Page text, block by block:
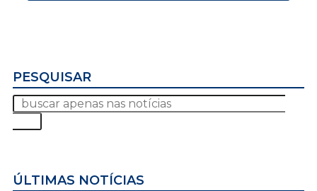
PESQUISAR
ÚLTIMAS NOTÍCIAS